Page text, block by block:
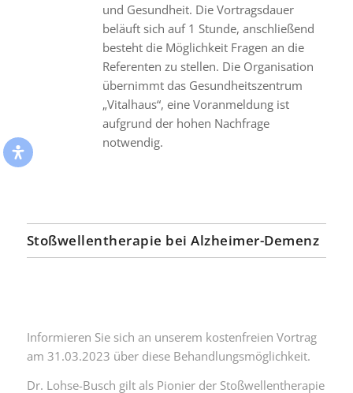
und Gesundheit. Die Vortragsdauer
beläuft sich auf 1 Stunde, anschließend
besteht die Möglichkeit Fragen an die
Referenten zu stellen. Die Organisation
übernimmt das Gesundheitszentrum
„Vitalhaus“, eine Voranmeldung ist
aufgrund der hohen Nachfrage
notwendig.
Stoßwellentherapie bei Alzheimer-Demenz
Informieren Sie sich an unserem kostenfreien Vortrag
am 31.03.2023 über diese Behandlungsmöglichkeit.
Dr. Lohse-Busch gilt als Pionier der Stoßwellentherapie